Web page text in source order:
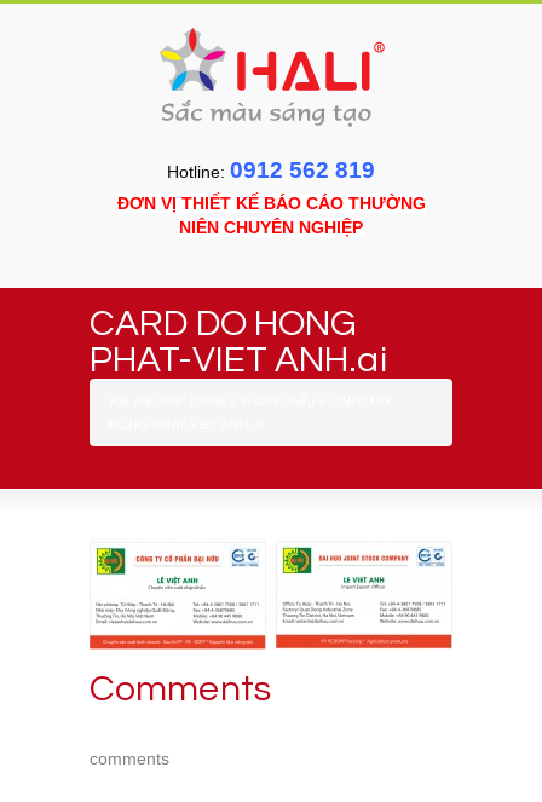
Hotline: 0912 562 819
ĐƠN VỊ THIẾT KẾ BÁO CÁO THƯỜNG
NIÊN CHUYÊN NGHIỆP
CARD DO HONG
PHAT-VIET ANH.ai
Comments
comments